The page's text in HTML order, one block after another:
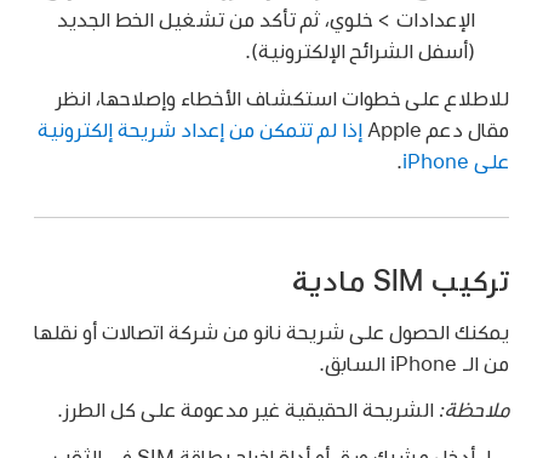
الإعدادات > خلوي، ثم تأكد من تشغيل الخط الجديد
(أسفل الشرائح الإلكترونية).
للاطلاع على خطوات استكشاف الأخطاء وإصلاحها، انظر
مقال دعم Apple
إذا لم تتمكن من إعداد شريحة إلكترونية
على iPhone
تركيب SIM مادية
يمكنك الحصول على شريحة نانو من شركة اتصالات أو نقلها
من الـ iPhone السابق.
ملاحظة: الشريحة الحقيقية غير مدعومة على كل الطرز.